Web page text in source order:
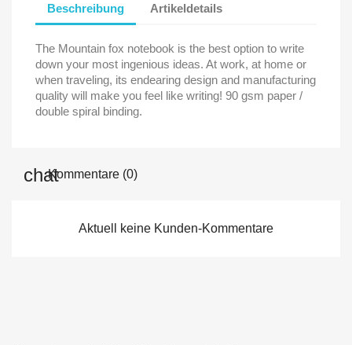
Beschreibung Artikeldetails
The Mountain fox notebook is the best option to write
down your most ingenious ideas. At work, at home or
when traveling, its endearing design and manufacturing
quality will make you feel like writing! 90 gsm paper /
double spiral binding.
Kommentare (0)
Aktuell keine Kunden-Kommentare